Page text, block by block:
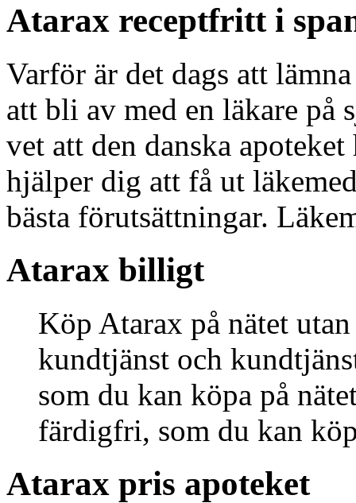
Atarax receptfritt i
Varför är det dags att
att bli av med en läkare på
vet att den danska
hjälper dig att få ut
bästa förutsättningar.
Atarax billigt
Köp Atarax på nätet
kundtjänst och
som du kan köpa på
färdigfri, som du kan
Atarax pris apoteket